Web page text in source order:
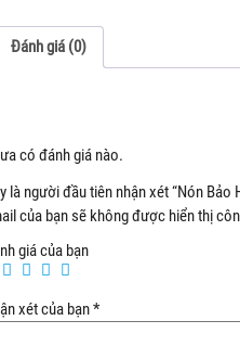
Đánh giá (0)
có đánh giá nào.
là người đầu tiên nhận xét “Nón Bảo
của bạn sẽ không được hiển thị
giá của bạn
xét của bạn*